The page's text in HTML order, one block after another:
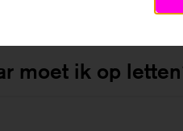
moet ik op